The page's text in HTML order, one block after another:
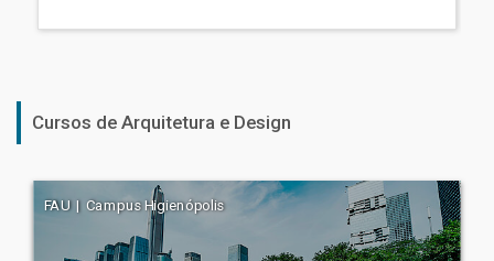
Cursos de Arquitetura e Design
FAU | Campus Higienópolis